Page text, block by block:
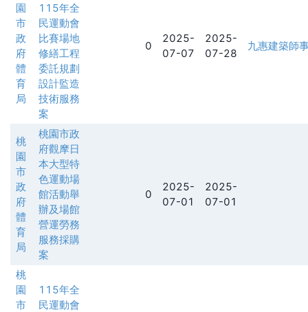
園
市
政
府
體
育
局
115年全
民運動會
比賽場地
修繕工程
委託規劃
設計監造
技術服務
案
0
2025-
07-07
2025-
07-28
九惠建築師
桃
園
市
政
府
體
育
局
桃園市政
府觀摩日
本大型特
色運動場
館活動舉
辦及場館
營運勞務
服務採購
案
0
2025-
07-01
2025-
07-01
桃
園
市
115年全
民運動會